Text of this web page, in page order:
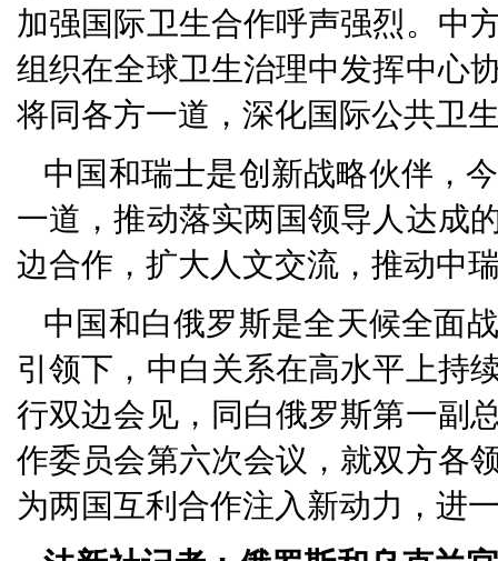
加强国际卫生合作呼声强烈。中
组织在全球卫生治理中发挥中心
将同各方一道，深化国际公共卫
中国和瑞士是创新战略伙伴，
一道，推动落实两国领导人达成
边合作，扩大人文交流，推动中
中国和白俄罗斯是全天候全面
引领下，中白关系在高水平上持
行双边会见，同白俄罗斯第一副
作委员会第六次会议，就双方各
为两国互利合作注入新动力，进